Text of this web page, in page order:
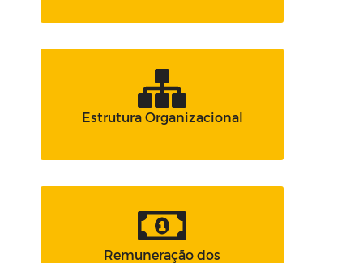
Estrutura Organizacional
Remuneração dos